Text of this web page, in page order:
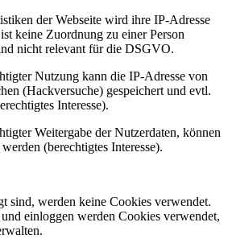
der Webseite wird ihre IP-Adresse
keine Zuordnung zu einer Person
nicht relevant für die DSGVO.
Nutzung kann die IP-Adresse von
(Hackversuche) gespeichert und evtl.
Interesse).
Weitergabe der Nutzerdaten, können
(berechtigtes Interesse).
sind, werden keine Cookies verwendet.
einloggen werden Cookies verwendet,